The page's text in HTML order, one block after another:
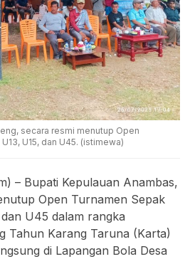
secara resmi menutup Open
U15, dan U45. (istimewa)
– Bupati Kepulauan Anambas,
Open Turnamen Sepak
U45 dalam rangka
Tahun Karang Taruna (Karta)
di Lapangan Bola Desa